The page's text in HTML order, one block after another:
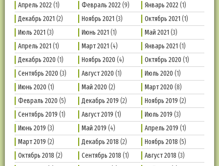
Апрель 2022(1) Февраль 2022(9) Январь 2022(1)
Декабрь 2021 (2) Ноябрь 2021 (3) Октябрь 2021 (1)
Июль 2021 (3) Июнь 2021 (1) Май 2021 (3)
Апрель 2021 (1) Март 2021 (4) Январь 2021 (1)
Декабрь 2020 (1) Ноябрь 2020 (4) Октябрь 2020 (1)
Сентябрь 2020 (3) Август 2020 (1) Июль 2020 (1)
Июнь 2020 (1) Май 2020 (2) Март 2020 (8)
Февраль 2020 (5) Декабрь 2019 (2) Ноябрь 2019 (2)
Сентябрь 2019 (1) Август 2019 (1) Июль 2019 (3)
Июнь 2019 (3) Май 2019 (4) Апрель 2019 (1)
Март 2019 (2) Декабрь 2018 (2) Ноябрь 2018 (5)
Октябрь 2018 (2) Сентябрь 2018 (1) Август 2018 (3)